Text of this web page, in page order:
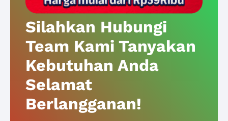
Silahkan Hubungi
Team Kami Tanyakan
Kebutuhan Anda
Selamat
Berlangganan!